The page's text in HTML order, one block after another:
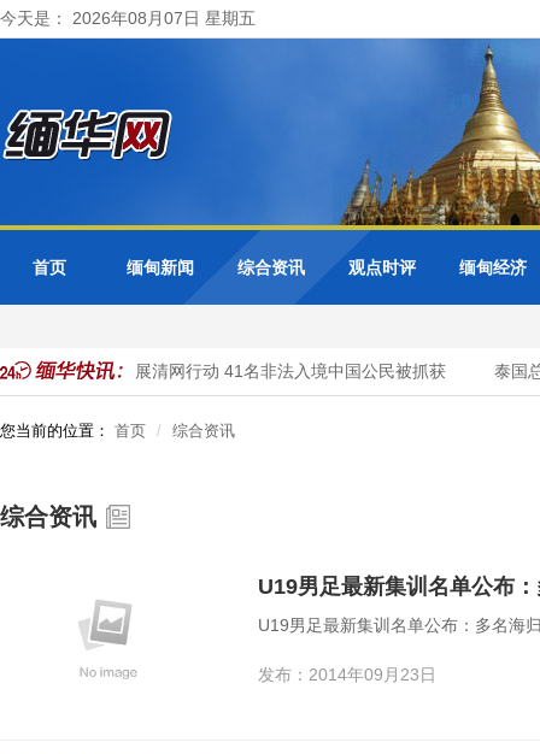
今天是： 2026年08月07日 星期五
首页 缅甸新闻 综合资讯 观点时评 缅甸经济
大其力市警方开展清网行动 41名非法入境中国公民被抓获 泰国
您当前的位置： 首页 综合资讯
综合资讯
U19男足最新集训名单公布
U19男足最新集训名单公布：多名海
发布：2014年09月23日